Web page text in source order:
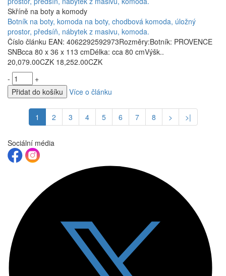
Skříně na boty a komody
Botník na boty, komoda na boty, chodbová komoda, úložný
prostor, předsíň, nábytek z masivu, komoda.
Číslo článku EAN: 4062292592973Rozměry:Botník: PROVENCE
SNBcca 80 x 36 x 113 cmDélka: cca 80 cmVýšk..
20,079.00CZK 18,252.00CZK
-
+
Přidat do košíku
Více o článku
1 2 3 4 5 6 7 8 > >|
Sociální média